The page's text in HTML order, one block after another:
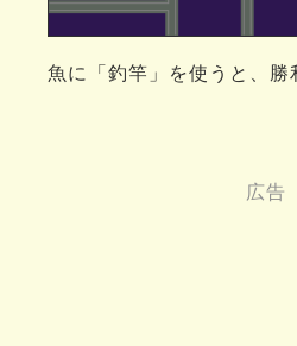
魚に「釣竿」を使うと、勝